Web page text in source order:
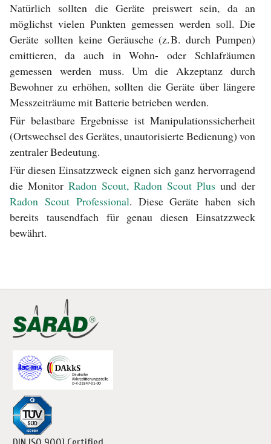
Natürlich sollten die Geräte preiswert sein, da an
möglichst vielen Punkten gemessen werden soll. Die
Geräte sollten keine Geräusche (z. B. durch Pumpen)
emittieren, da auch in Wohn- oder Schlafräumen
gemessen werden muss. Um die Akzeptanz durch
Bewohner zu erhöhen, sollten die Geräte über längere
Messzeiträume mit Batterie betrieben werden.
Für belastbare Ergebnisse ist Manipulationssicherheit
(Ortswechsel des Gerätes, unautorisierte Bedienung) von
zentraler Bedeutung.
Für diesen Einsatzzweck eignen sich ganz hervorragend
die Monitor Radon Scout, Radon Scout Plus und der
Radon Scout Professional. Diese Geräte haben sich
bereits tausendfach für genau diesen Einsatzzweck
bewährt.